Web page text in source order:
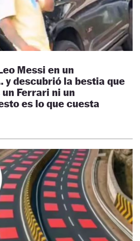
Messi en un
descubrió la bestia que
Ferrari ni un
es lo que cuesta